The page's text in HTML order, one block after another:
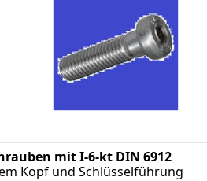
mit I-6-kt DIN 6912
Kopf und Schlüsselführung